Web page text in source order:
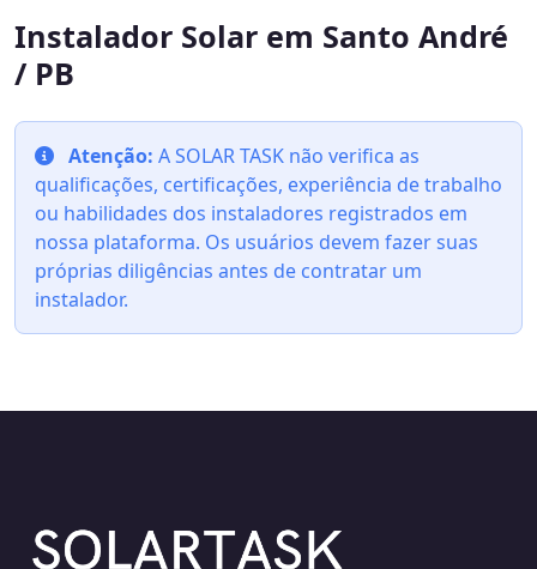
Instalador Solar em Santo André
/ PB
Atenção: A SOLAR TASK não verifica as
qualificações, certificações, experiência de trabalho
ou habilidades dos instaladores registrados em
nossa plataforma. Os usuários devem fazer suas
próprias diligências antes de contratar um
instalador.